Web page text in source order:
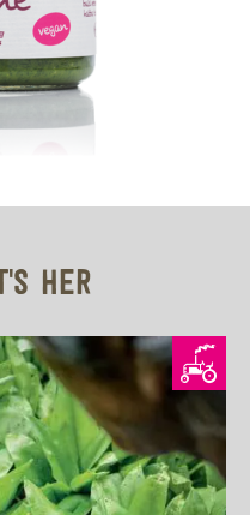
HER